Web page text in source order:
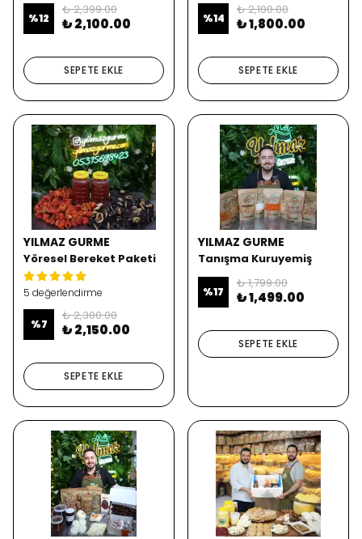
%12
₺ 2,399.00
₺ 2,100.00
SEPETE EKLE
%14
₺ 2,100.00
₺ 1,800.00
SEPETE EKLE
YILMAZ GURME
Yöresel Bereket Paketi
(Güneşte Kurutulmuş)
5 değerlendirme
%7
₺ 2,300.00
₺ 2,150.00
SEPETE EKLE
YILMAZ GURME
Tanışma Kuruyemiş
Paketi
%17
₺ 1,799.00
₺ 1,499.00
SEPETE EKLE